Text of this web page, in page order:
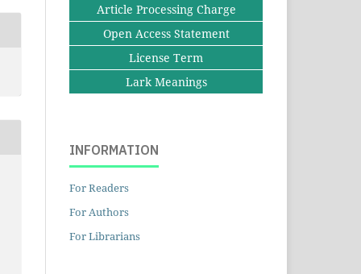
Article Processing Charge
Open Access Statement
License Term
Lark Meanings
INFORMATION
For Readers
For Authors
For Librarians